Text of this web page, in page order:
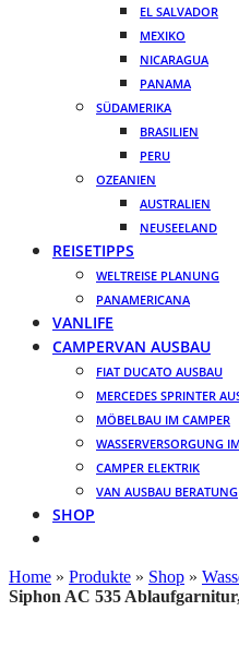
EL SALVADOR
MEXIKO
NICARAGUA
PANAMA
SÜDAMERIKA
BRASILIEN
PERU
OZEANIEN
AUSTRALIEN
NEUSEELAND
REISETIPPS
WELTREISE PLANUNG
PANAMERICANA
VANLIFE
CAMPERVAN AUSBAU
FIAT DUCATO AUSBAU
MERCEDES SPRINTER
MÖBELBAU IM CAMPER
WASSERVERSORGUNG
CAMPER ELEKTRIK
VAN AUSBAU BERATUNG
SHOP
Home » Produkte » Shop »
Siphon AC 535